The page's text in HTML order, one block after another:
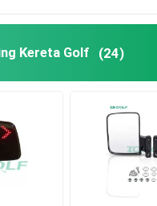
Kereta Golf
Golf LVTONG
ICON
Kereta Golf (24)